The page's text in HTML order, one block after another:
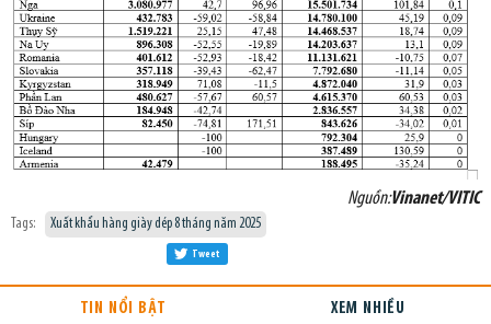
Nguồn:Vinanet/VITIC
Tags: Xuất khẩu hàng giày dép 8 tháng năm 2025
Tweet
TIN NỔI BẬT XEM NHIỀU